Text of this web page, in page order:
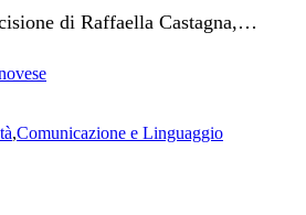
di Raffaella Castagna,…
,Comunicazione e Linguaggio